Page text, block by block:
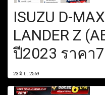
ISUZU D-
LANDER Z
ปี2023 ราคา
23 มิ.ย. 2569